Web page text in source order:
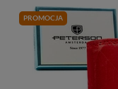
PROMOCJA